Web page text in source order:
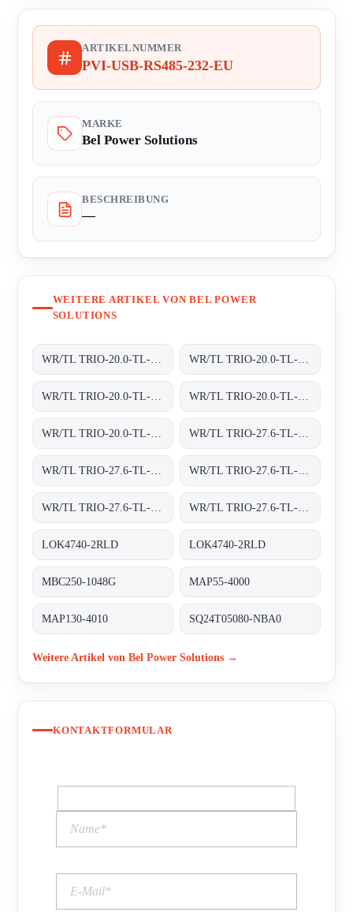
ARTIKELNUMMER
PVI-USB-RS485-232-EU
MARKE
Bel Power Solutions
BESCHREIBUNG
—
WEITERE ARTIKEL VON BEL POWER
SOLUTIONS
WR/TL TRIO-20.0-TL-OUTD-400 INT TRAFOLOS, 3-PHASEN EINSPEISUNG; WR/TL TRIO-20.0-TL-OUTD-S2-400 INT TRAFOLOS, 3-PHASEN EINSPEISUNG;
WR/TL TRIO-20.0-TL-OUTD-S2F-400 INT TRAFOLOS, 3-PHASEN EINSPEISUNG; WR/TL TRIO-20.0-TL-OUTD-S2X-400 INT
WR/TL TRIO-20.0-TL-OUTD-S2X-400 INT TRAFOLOS, 3-PHASEN EINSPEISUNG; WR/TL TRIO-27.6-TL-OUTD-400 INT TRAFOLOS, 3-PHASEN EINSPEISUNG;
WR/TL TRIO-27.6-TL-OUTD-S2-400 INT TRAFOLOS, 3-PHASEN EINSPEISUNG; WR/TL TRIO-27.6-TL-OUTD-S2F-400 INT TRAFOLOS, 3-PHASEN EINSPEISUNG;
WR/TL TRIO-27.6-TL-OUTD-S2F-400 INT TRAFOLOS, 3-PHASEN EINSPEISUNG; WR/TL TRIO-27.6-TL-OUTD-S2X-400 INT TRAFOLOS, 3-PHASEN EINSPEISUNG;
LOK4740-2RLD LOK4740-2RLD
MBC250-1048G MAP55-4000
MAP130-4010 SQ24T05080-NBA0
Weitere Artikel von Bel Power Solutions →
KONTAKTFORMULAR